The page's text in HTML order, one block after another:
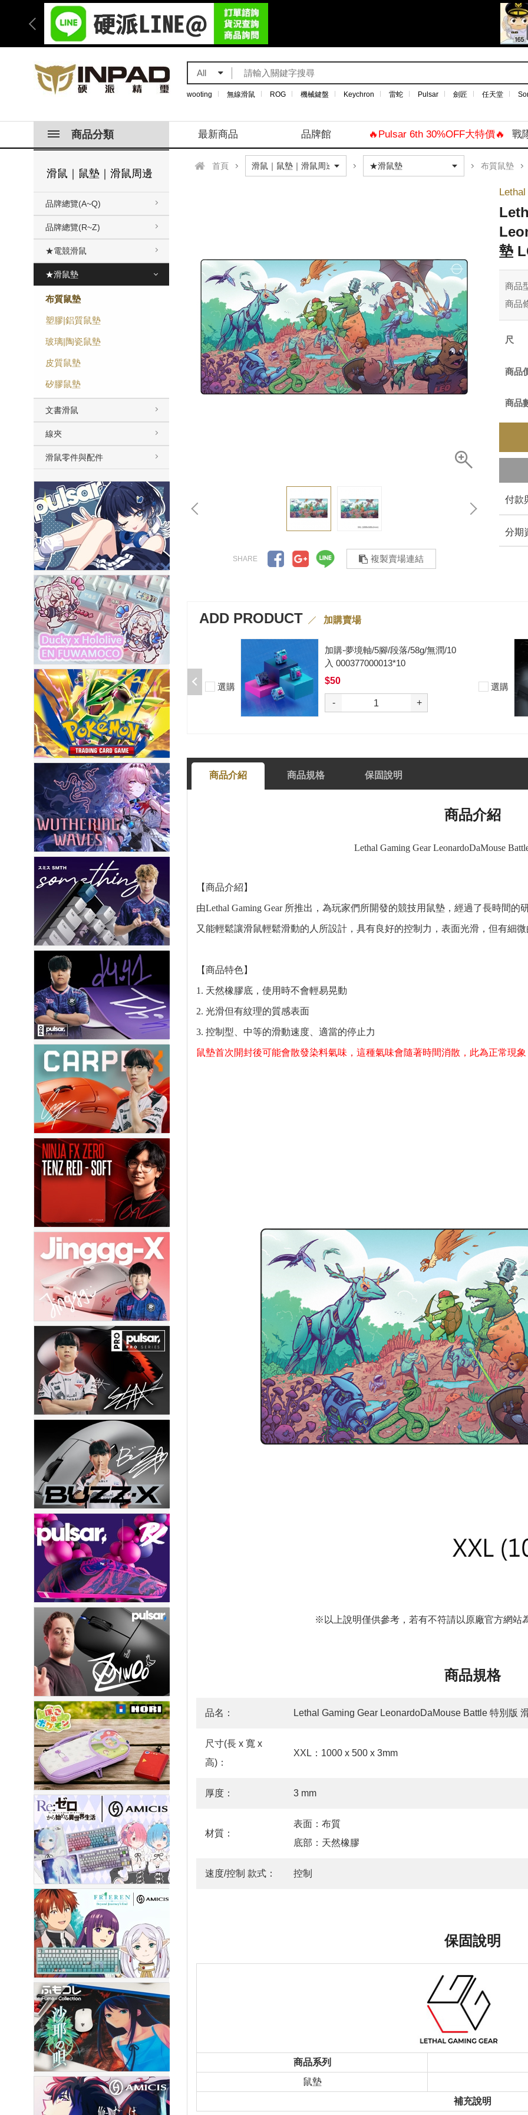
All
wooting 無線滑鼠 ROG 機械鍵盤 Keychron 雷蛇 Pulsar 劍匠 任天堂
商品分類 最新商品 品牌館 🔥Pulsar 6th 30%OFF大特價🔥 戰
滑鼠｜鼠墊｜滑鼠周邊
品牌總覽(A~Q)
品牌總覽(R~Z)
★電競滑鼠
★滑鼠墊
布質鼠墊
塑膠|鋁質鼠墊
玻璃|陶瓷鼠墊
皮質鼠墊
矽膠鼠墊
文書滑鼠
線夾
滑鼠零件與配件
首頁 布質鼠墊
複製賣場連結
墊
商品
商品
商品
商品
付款
分期
ADD PRODUCT 加購賣場
加購-夢境軸/5腳/段落/58g/無潤/10
入 000377000013*10
$50
- +
選購
加購-黑武士軸V2/5腳/段落/62g/無
潤/10入 000377000012*10
$50
- +
選購
商品介紹 商品規格 保固說明
商品介紹
Lethal Gaming Gear LeonardoDaMouse
【商品介紹】
由Lethal Gaming Gear 所推出，為玩家們所開發的競技用鼠墊，經過了長時間
又能輕鬆讓滑鼠輕鬆滑動的人所設計，具有良好的控制力，表面光滑，但有細
【商品特色】
1. 天然橡膠底，使用時不會輕易晃動
2. 光滑但有紋理的質感表面
3. 控制型、中等的滑動速度、適當的停止力
鼠墊首次開封後可能會散發染料氣味，這種氣味會隨著時間消散，此為正常現
※以上說明僅供參考，若有不符請以原廠官方網站
商品規格
品名： Lethal Gaming Gear LeonardoDaMouse Battle 特別版
尺寸(長 x 寬 x
高)：
XXL：1000 x 500 x 3mm
厚度： 3 mm
材質：
表面：布質
底部：天然橡膠
速度/控制 款式： 控制
保固說明
商品系列
鼠墊
補充說明